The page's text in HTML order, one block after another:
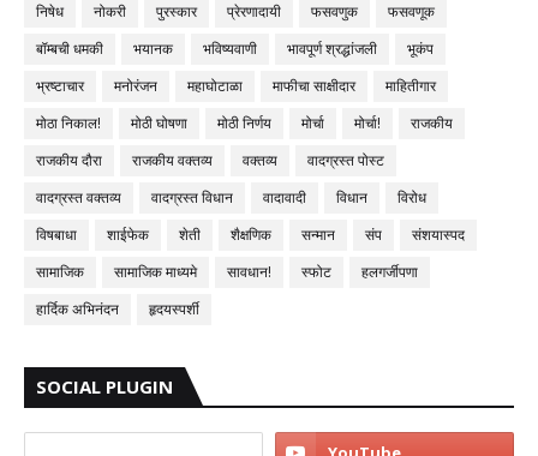
निषेध
नोकरी पुरस्कार प्रेरणादायी फसवणुक
फसवणूक
बॉम्बची धमकी
भयानक भविष्यवाणी भावपूर्ण श्रद्धांजली
भूकंप
भ्रष्टाचार
मनोरंजन महाघोटाळा माफीचा साक्षीदार
माहितीगार
मोठा निकाल!
मोठी घोषणा मोठी निर्णय मोर्चा मोर्चा!
राजकीय
राजकीय दौरा
राजकीय वक्तव्य वक्तव्य
वादग्रस्त पोस्ट
वादग्रस्त वक्तव्य
वादग्रस्त विधान वादावादी विधान
विरोध
विषबाधा
शाईफेक शेती शैक्षणिक सन्मान संप
संशयास्पद
सामाजिक
सामाजिक माध्यमे सावधान! स्फोट
हलगर्जीपणा
हार्दिक अभिनंदन
हृदयस्पर्शी
SOCIAL PLUGIN